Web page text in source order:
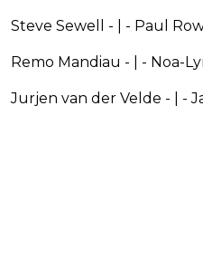
Steve Sewell - | - Paul
Remo Mandiau - | - Noa-
Jurjen van der Velde - | -